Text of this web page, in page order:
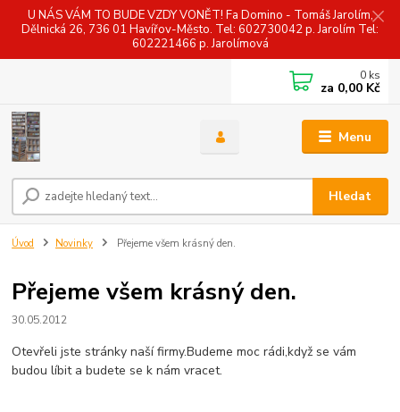
U NÁS VÁM TO BUDE VZDY VONĚT! Fa Domino - Tomáš Jarolím,
Dělnická 26, 736 01 Havířov-Město. Tel: 602730042 p. Jarolím Tel:
602221466 p. Jarolímová
Menu
Hledat
0 ks
za 0,00 Kč
Úvod Novinky Přejeme všem krásný den.
Přejeme všem krásný den.
30.05.2012
Otevřeli jste stránky naší firmy.Budeme moc rádi,když se vám
budou líbit a budete se k nám vracet.